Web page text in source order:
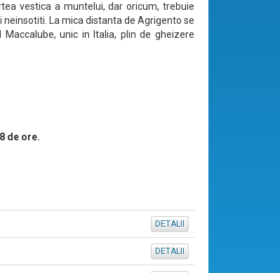
vestica a muntelui, dar oricum, trebuie
neinsotiti. La mica distanta de Agrigento se
unic in Italia, plin de gheizere
de ore.
DETALII
DETALII